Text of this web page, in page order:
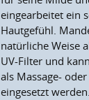
eingearbeitet ein
Hautgefühl.
natürliche Weise
UV-Filter und
als Massage-
eingesetzt werden.